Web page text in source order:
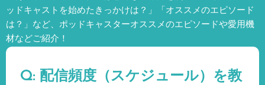
ッドキャストを始めたきっかけは？」「オススメのエピソード
は？」など、 ポッドキャスターオススメのエピソードや愛用機
材などご紹介！
Q: 配信頻度（スケジュール）を教